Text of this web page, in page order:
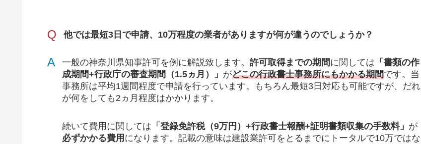
Q 他では最短3日で申請、10万程度の業者がありますが何が違うのでしょうか？
A 一般の神奈川県知事許可を例に解説致します。許可取得までの期間に関しては 「書類の作
成期間+行政庁の審査期間（1.5ヵ月）」 がどこの行政書士事務所にもかかる期間です。当
事務所は平均1週間程度で申請を行っています。もちろん最短3日対応も可能ですが、だれ
が何をしても2ヵ月程度はかかります。
続いて費用に関しては 「登録免許税（9万円）+行政書士報酬+証明書類収集の手数料」 が
必ずかかる費用 になります。記載の意味は建設業許可をとるまでにトータルで10万ではな